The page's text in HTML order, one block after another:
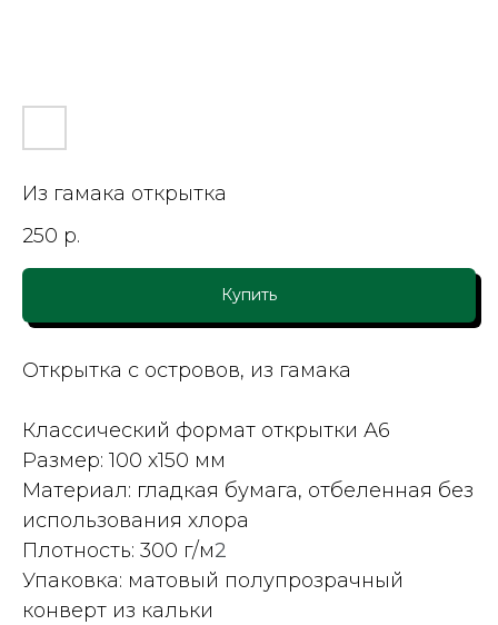
Из гамака открытка
250 р.
Купить
Открытка с островов, из гамака
Классический формат открытки А6
Размер: 100 х150 мм
Материал: гладкая бумага, отбеленная без
использования хлора
Плотность: 300 г/м2
Упаковка: матовый полупрозрачный
конверт из кальки